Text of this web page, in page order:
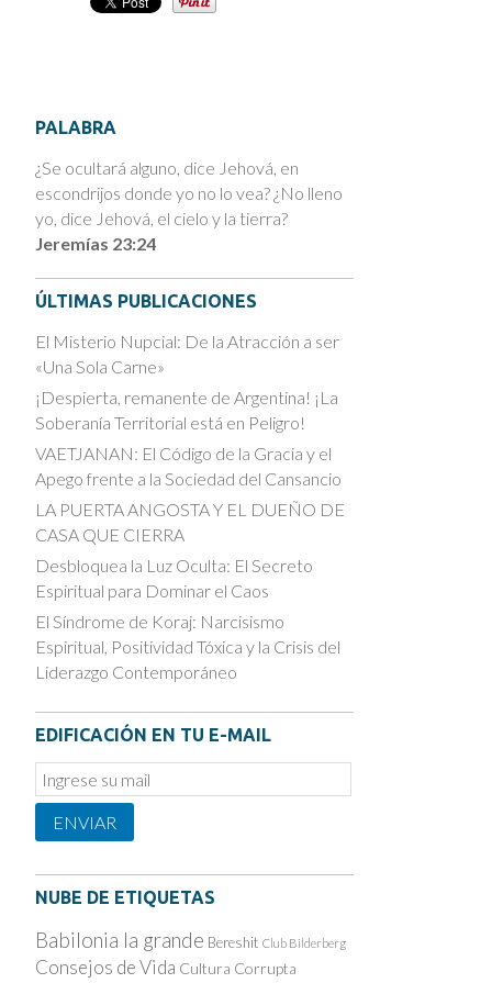
PALABRA
¿Se ocultará alguno, dice Jehová, en
escondrijos donde yo no lo vea? ¿No lleno
yo, dice Jehová, el cielo y la tierra?
Jeremías 23:24
ÚLTIMAS PUBLICACIONES
El Misterio Nupcial: De la Atracción a ser
«Una Sola Carne»
¡Despierta, remanente de Argentina! ¡La
Soberanía Territorial está en Peligro!
VAETJANAN: El Código de la Gracia y el
Apego frente a la Sociedad del Cansancio
LA PUERTA ANGOSTA Y EL DUEÑO DE
CASA QUE CIERRA
Desbloquea la Luz Oculta: El Secreto
Espiritual para Dominar el Caos
El Síndrome de Koraj: Narcisismo
Espiritual, Positividad Tóxica y la Crisis del
Liderazgo Contemporáneo
EDIFICACIÓN EN TU E-MAIL
Email
Subscription
ENVIAR
NUBE DE ETIQUETAS
Babilonia la grande Bereshit Club Bilderberg
Consejos de Vida Cultura Corrupta